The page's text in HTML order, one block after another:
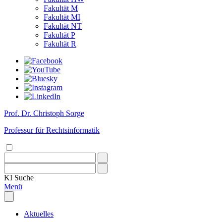
Fakultät M
Fakultät MI
Fakultät NT
Fakultät P
Fakultät R
Prof. Dr. Christoph Sorge
Professur für Rechtsinformatik
KI Suche
Menü
Aktuelles